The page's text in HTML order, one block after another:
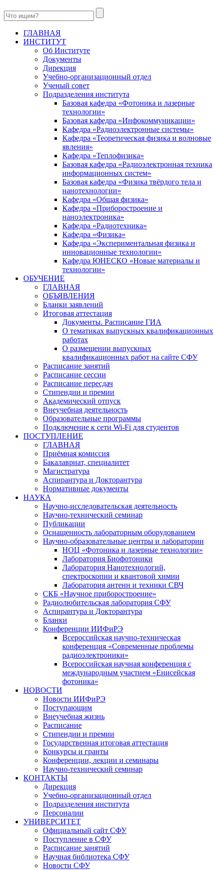
ГЛАВНАЯ
ИНСТИТУТ
Об Институте
Документы
Дирекция
Учебно-организационный отдел
Ученый совет
Подразделения института
Базовая кафедра «Фотоника и лазерные
технологии»
Базовая кафедра «Инфокоммуникации»
Кафедра «Радиоэлектронные системы»
Кафедра «Теоретическая физика и волновые
явления»
Кафедра «Теплофизика»
Базовая кафедра «Радиоэлектронная техника
информационных систем»
Базовая кафедра «Физика твёрдого тела и
нанотехнологии»
Кафедра «Общая физика»
Кафедра «Приборостроение и
наноэлектроника»
Кафедра «Радиотехника»
Кафедра «Физика»
Кафедра «Экспериментальная физика и
инновационные технологии»
Кафедра ЮНЕСКО «Новые материалы и
технологии»
ОБУЧЕНИЕ
ГЛАВНАЯ
ОБЪЯВЛЕНИЯ
Бланки заявлений
Итоговая аттестация
Документы. Расписание ГИА
О тематиках выпускных квалификационных
работах
О размещении выпускных
квалификационных работ на сайте СФУ
Расписание занятий
Расписание сессии
Расписание пересдач
Стипендии и премии
Академический отпуск
Внеучебная деятельность
Образовательные программы
Подключение к сети Wi-Fi для студентов
ПОСТУПЛЕНИЕ
ГЛАВНАЯ
Приёмная комиссия
Бакалавриат, специалитет
Магистратура
Аспирантура и Докторантура
Нормативные документы
НАУКА
Научно-исследовательская деятельность
Научно-технический семинар
Публикации
Оснащенность лабораторным оборудованием
Научно-образовательные центры и лаборатории
НОЦ «Фотоника и лазерные технологии»
Лаборатория Биофотоники
Лаборатория Нанотехнологий,
спектроскопии и квантовой химии
Лаборатория антенн и техники СВЧ
СКБ «Научное приборостроение»
Радиолюбительская лаборатория СФУ
Аспирантура и Докторантура
Бланки
Конференции ИИФиРЭ
Всероссийская научно-техническая
конференция «Современные проблемы
радиоэлектроники»
Всероссийская научная конференция с
международным участием «Енисейская
фотоника»
НОВОСТИ
Новости ИИФиРЭ
Поступающим
Внеучебная жизнь
Расписание
Стипендии и премии
Государственная итоговая аттестация
Конкурсы и гранты
Конференции, лекции и семинары
Научно-технический семинар
КОНТАКТЫ
Дирекция
Учебно-организационный отдел
Подразделения института
Персоналии
УНИВЕРСИТЕТ
Официальный сайт СФУ
Поступление в СФУ
Расписание занятий
Научная библиотека СФУ
Новости СФУ